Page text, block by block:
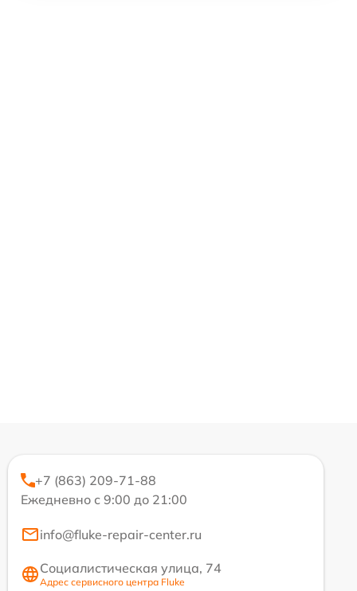
+7 (863) 209-71-88
Ежедневно с 9:00 до 21:00
info@fluke-repair-center.ru
Социалистическая улица, 74
Адрес сервисного центра Fluke